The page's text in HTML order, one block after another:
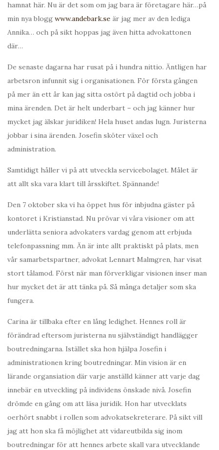
hamnat här. Nu är det som om jag bara är företagare här…på
min nya blogg www.andebark.se är jag mer av den lediga
Annika… och på sikt hoppas jag även hitta advokattonen
där…
De senaste dagarna har rusat på i hundra nittio. Äntligen har
arbetsron infunnit sig i organisationen. För första gången
på mer än ett år kan jag sitta ostört på dagtid och jobba i
mina ärenden. Det är helt underbart – och jag känner hur
mycket jag älskar juridiken! Hela huset andas lugn. Juristerna
jobbar i sina ärenden. Josefin sköter växel och
administration.
Samtidigt håller vi på att utveckla servicebolaget. Målet är
att allt ska vara klart till årsskiftet. Spännande!
Den 7 oktober ska vi ha öppet hus för inbjudna gäster på
kontoret i Kristianstad. Nu prövar vi våra visioner om att
underlätta seniora advokaters vardag genom att erbjuda
telefonpassning mm. Än är inte allt praktiskt på plats, men
vår samarbetspartner, advokat Lennart Malmgren, har visat
stort tålamod. Först när man förverkligar visionen inser man
hur mycket det är att tänka på. Så många detaljer som ska
fungera.
Carina är tillbaka efter en lång ledighet. Hennes roll är
förändrad eftersom juristerna nu självständigt handlägger
boutredningarna. Istället ska hon hjälpa Josefin i
administrationen kring boutredningar. Min vision är en
lärande organsiation där varje anställd känner att varje dag
innebär en utveckling på individens önskade nivå. Josefin
drömde en gång om att läsa juridik. Hon har utvecklats
oerhört snabbt i rollen som advokatsekreterare. På sikt vill
jag att hon ska få möjlighet att vidareutbilda sig inom
boutredningar för att hennes arbete skall vara utvecklande